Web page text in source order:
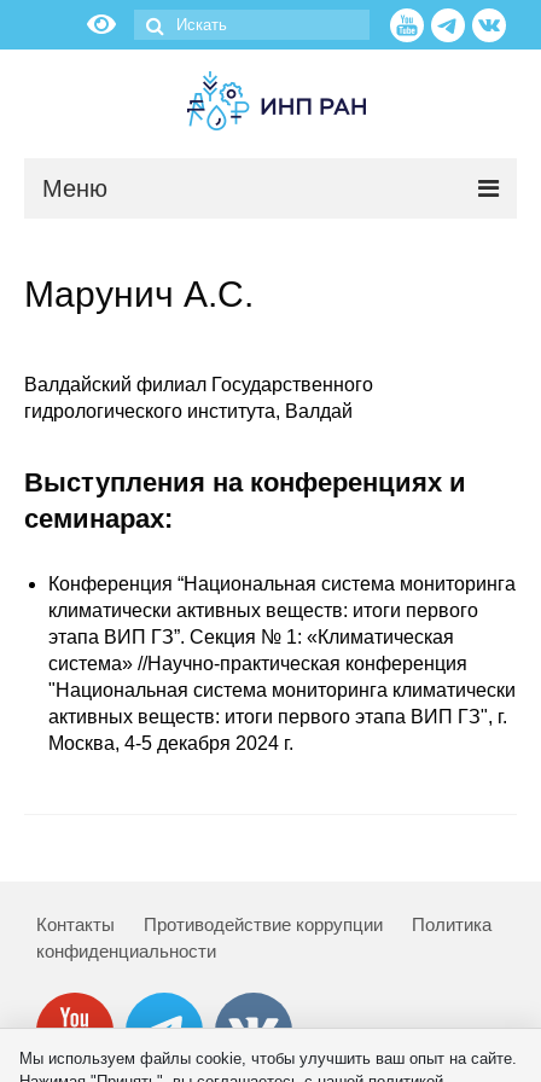
Меню
О нас
Научные подразделения
Администрация
Отчетность
Противодействие коррупции
Материалы для СМИ
Проблемы прогнозирования
О журнале
Номера журналов
Марунич А.С.
Валдайский филиал Государственного
гидрологического института, Валдай
Выступления на конференциях и
семинарах:
Конференция “Национальная система мониторинга
климатически активных веществ: итоги первого
этапа ВИП ГЗ”. Cекция № 1: «Климатическая
система» //Научно-практическая конференция
"Национальная система мониторинга климатически
активных веществ: итоги первого этапа ВИП ГЗ", г.
Москва, 4-5 декабря 2024 г.
Контакты Противодействие коррупции
Политика
конфиденциальности
Мы используем файлы cookie, чтобы улучшить ваш опыт на сайте.